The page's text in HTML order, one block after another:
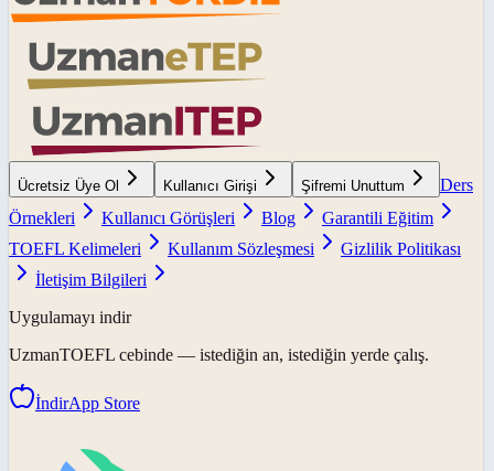
Ücretsiz Üye Ol Kullanıcı Girişi Şifremi Unuttum
Ders
Örnekleri
Kullanıcı Görüşleri Blog
Garantili Eğitim
TOEFL Kelimeleri
Kullanım Sözleşmesi
Gizlilik Politikası
İletişim Bilgileri
Uygulamayı indir
UzmanTOEFL cebinde — istediğin an, istediğin yerde çalış.
İndirApp Store